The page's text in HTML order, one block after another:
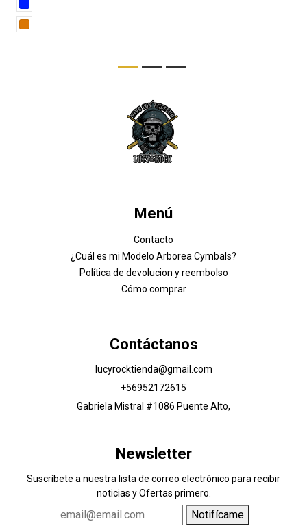
Menú
Contacto
¿Cuál es mi Modelo Arborea Cymbals?
Política de devolucion y reembolso
Cómo comprar
Contáctanos
lucyrocktienda@gmail.com
+56952172615
Gabriela Mistral #1086 Puente Alto,
Newsletter
Suscríbete a nuestra lista de correo electrónico para recibir
noticias y Ofertas primero.
Notifícame